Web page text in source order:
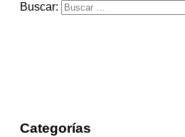
Buscar:
Categorías